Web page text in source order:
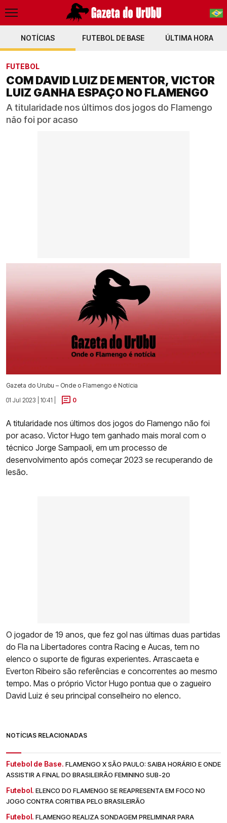
PT-BR
NOTÍCIAS FUTEBOL DE BASE ÚLTIMA HORA
FUTEBOL
COM DAVID LUIZ DE MENTOR, VICTOR
LUIZ GANHA ESPAÇO NO FLAMENGO
A titularidade nos últimos dos jogos do Flamengo
não foi por acaso
Gazeta do Urubu – Onde o Flamengo é Notícia
01 Jul 2023 | 10:41 |
0
A titularidade nos últimos dos jogos do Flamengo não foi
por acaso. Victor Hugo tem ganhado mais moral com o
técnico Jorge Sampaoli, em um processo de
desenvolvimento após começar 2023 se recuperando de
lesão.
O jogador de 19 anos, que fez gol nas últimas duas partidas
do Fla na Libertadores contra Racing e Aucas, tem no
elenco o suporte de figuras experientes. Arrascaeta e
Everton Ribeiro são referências e concorrentes ao mesmo
tempo. Mas o próprio Victor Hugo pontua que o zagueiro
David Luiz é seu principal conselheiro no elenco.
NOTÍCIAS RELACIONADAS
Futebol de Base. FLAMENGO X SÃO PAULO: SAIBA HORÁRIO E ONDE
ASSISTIR A FINAL DO BRASILEIRÃO FEMININO SUB-20
Futebol. ELENCO DO FLAMENGO SE REAPRESENTA EM FOCO NO
JOGO CONTRA CORITIBA PELO BRASILEIRÃO
Futebol. FLAMENGO REALIZA SONDAGEM PRELIMINAR PARA